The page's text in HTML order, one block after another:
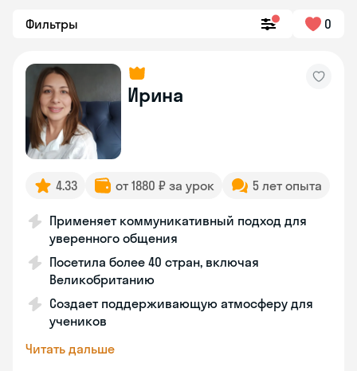
Фильтры 0
Ирина
4.33 от 1880 ₽ за урок 5 лет опыта
Применяет коммуникативный подход для
уверенного общения
Посетила более 40 стран, включая
Великобританию
Создает поддерживающую атмосферу для
учеников
Читать дальше